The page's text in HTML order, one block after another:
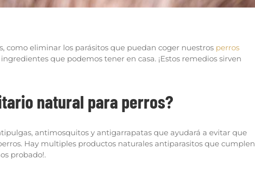
como eliminar los parásitos que puedan coger nuestros perros
que podemos tener en casa. ¡Estos remedios sirven
natural para perros?
antimosquitos y antigarrapatas que ayudará a evitar que
Hay multiples productos naturales antiparasitos que cumplen
probado!.